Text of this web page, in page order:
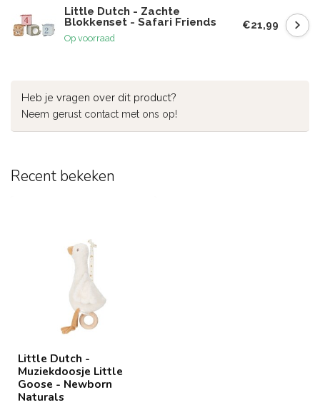
Little Dutch - Zachte
Blokkenset - Safari Friends
Op voorraad
€21,99
Heb je vragen over dit product?
Neem gerust contact met ons op!
Recent bekeken
Little Dutch -
Muziekdoosje Little
Goose - Newborn
Naturals